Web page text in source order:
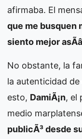
afirmaba. El
que me busquen
siento mejor
No obstante, la
la autenticidad de
esto, DamiÃ¡n, el
medio
publicÃ³ desde